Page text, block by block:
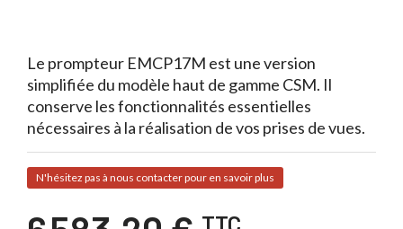
Le prompteur EMCP17M est une version
simplifiée du modèle haut de gamme CSM. Il
conserve les fonctionnalités essentielles
nécessaires à la réalisation de vos prises de vues.
N'hésitez pas à nous contacter pour en savoir plus